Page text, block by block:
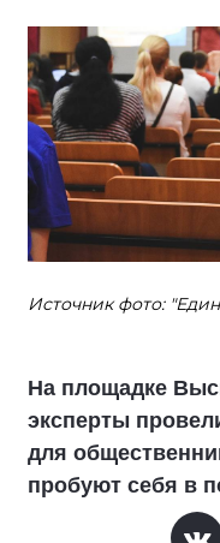
Источник фото:
На площадке
эксперты
для
пробуют себя в